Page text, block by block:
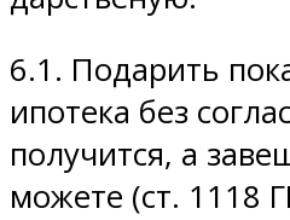
6.1. Подарить
ипотека без
получится, а
можете (ст. 1118